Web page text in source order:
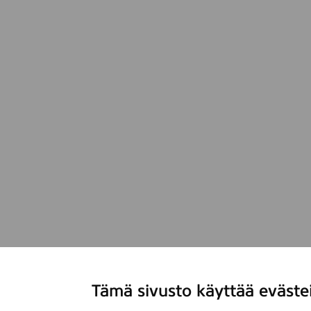
Tämä sivusto käyttää